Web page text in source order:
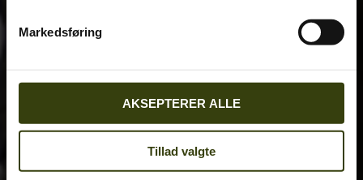
Markedsføring
AKSEPTERER ALLE
Tillad valgte